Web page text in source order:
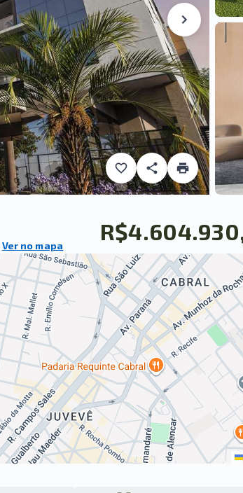
Ver no mapa